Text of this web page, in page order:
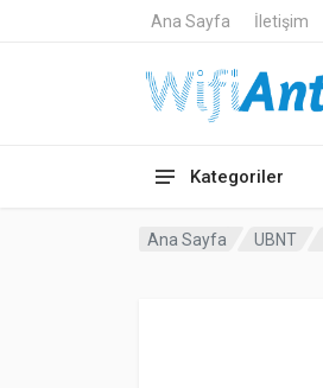
Ana Sayfa İletişim
Kategoriler
Ana Sayfa UBNT